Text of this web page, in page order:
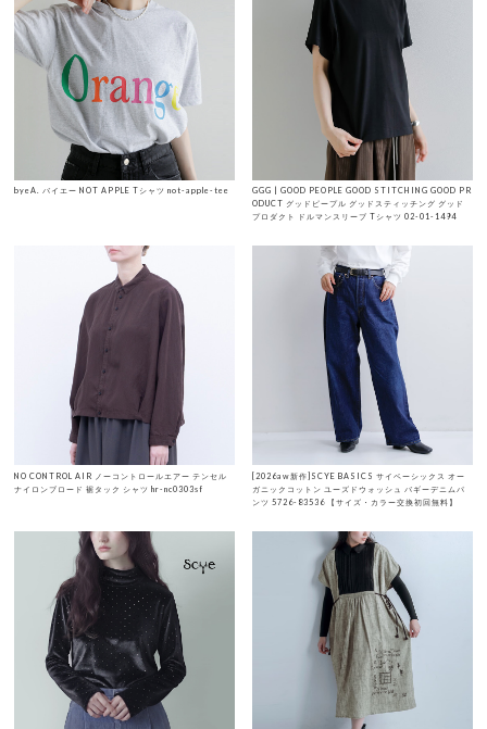
byeA. バイエー NOT APPLE Tシャツ not-apple-tee
GGG | GOOD PEOPLE GOOD STITCHING GOOD PR
ODUCT グッドピープル グッドスティッチング グッド
プロダクト ドルマンスリーブ Tシャツ 02-01-1494
NO CONTROL AIR ノーコントロールエアー テンセル
ナイロンブロード 裾タック シャツ hr-nc0303sf
[2026aw新作]SCYE BASICS サイベーシックス オー
ガニックコットン ユーズドウォッシュ バギーデニムパ
ンツ 5726-83536 【サイズ・カラー交換初回無料】